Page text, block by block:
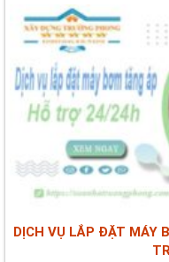
DỊCH VỤ LẮP ĐẶT MÁY